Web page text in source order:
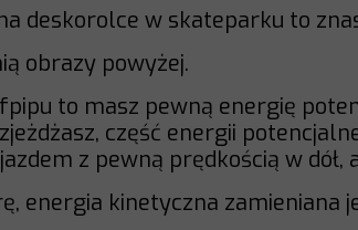
deskorolce w skateparku to
obrazy powyżej.
to masz pewną energię
część energii
z pewną prędkością w dół,
energia kinetyczna